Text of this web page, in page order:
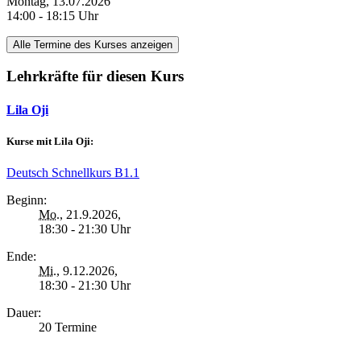
14:00 - 18:15 Uhr
Alle Termine des Kurses anzeigen
Lehrkräfte für diesen Kurs
Lila Oji
Kurse mit Lila Oji:
Deutsch Schnellkurs B1.1
Beginn:
Mo., 21.9.2026,
18:30 - 21:30 Uhr
Ende:
Mi., 9.12.2026,
18:30 - 21:30 Uhr
Dauer:
20 Termine